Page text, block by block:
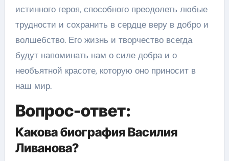
истинного героя, способного преодолеть любые
трудности и сохранить в сердце веру в добро и
волшебство. Его жизнь и творчество всегда
будут напоминать нам о силе добра и о
необъятной красоте, которую оно приносит в
наш мир.
Вопрос-ответ:
Какова биография Василия
Ливанова?